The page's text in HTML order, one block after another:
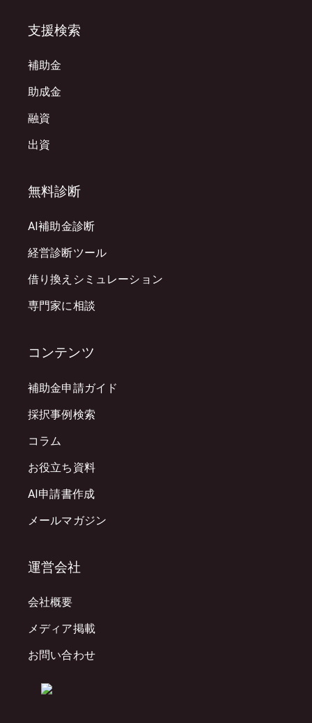
支援検索
補助金
助成金
融資
出資
無料診断
AI補助金診断
経営診断ツール
借り換えシミュレーション
専門家に相談
コンテンツ
補助金申請ガイド
採択事例検索
コラム
お役立ち資料
AI申請書作成
メールマガジン
運営会社
会社概要
メディア掲載
お問い合わせ